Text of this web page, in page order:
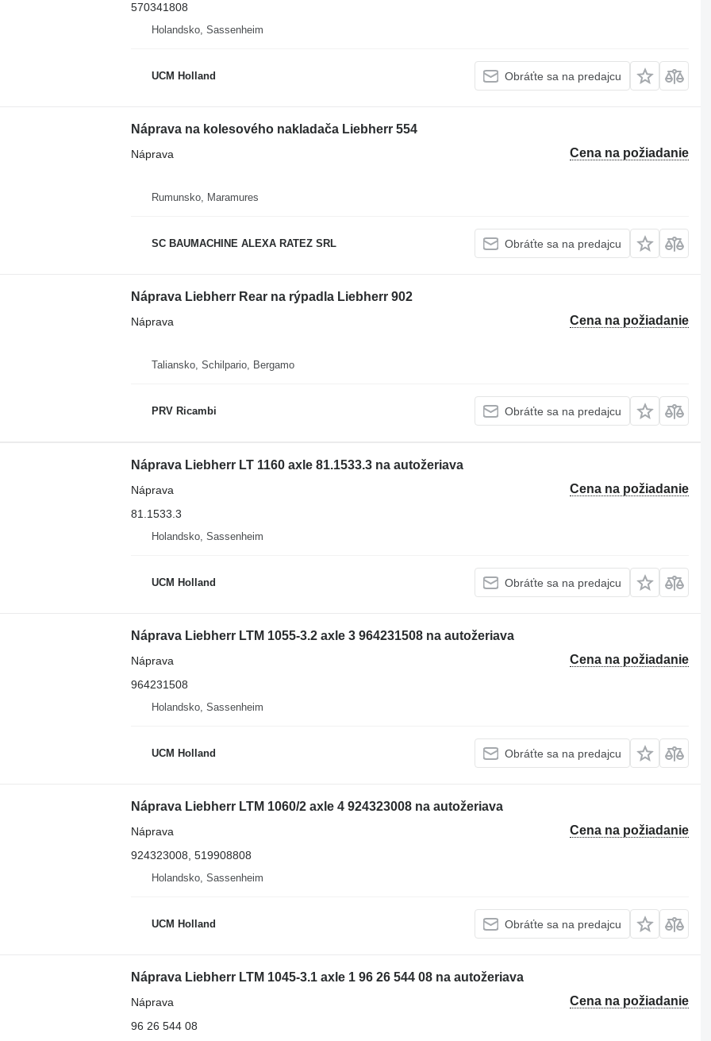
570341808
Holandsko, Sassenheim
UCM Holland Obráťte sa na predajcu
Náprava na kolesového nakladača Liebherr 554
Cena na požiadanie
Náprava
Rumunsko, Maramures
SC BAUMACHINE ALEXA RATEZ SRL Obráťte sa na predajcu
Náprava Liebherr Rear na rýpadla Liebherr 902
Cena na požiadanie
Náprava
Taliansko, Schilpario, Bergamo
PRV Ricambi Obráťte sa na predajcu
Náprava Liebherr LT 1160 axle 81.1533.3 na autožeriava
Cena na požiadanie
Náprava
81.1533.3
Holandsko, Sassenheim
UCM Holland Obráťte sa na predajcu
Náprava Liebherr LTM 1055-3.2 axle 3 964231508 na autožeriava
Cena na požiadanie
Náprava
964231508
Holandsko, Sassenheim
UCM Holland Obráťte sa na predajcu
Náprava Liebherr LTM 1060/2 axle 4 924323008 na autožeriava
Cena na požiadanie
Náprava
924323008, 519908808
Holandsko, Sassenheim
UCM Holland Obráťte sa na predajcu
Náprava Liebherr LTM 1045-3.1 axle 1 96 26 544 08 na autožeriava
Cena na požiadanie
Náprava
96 26 544 08